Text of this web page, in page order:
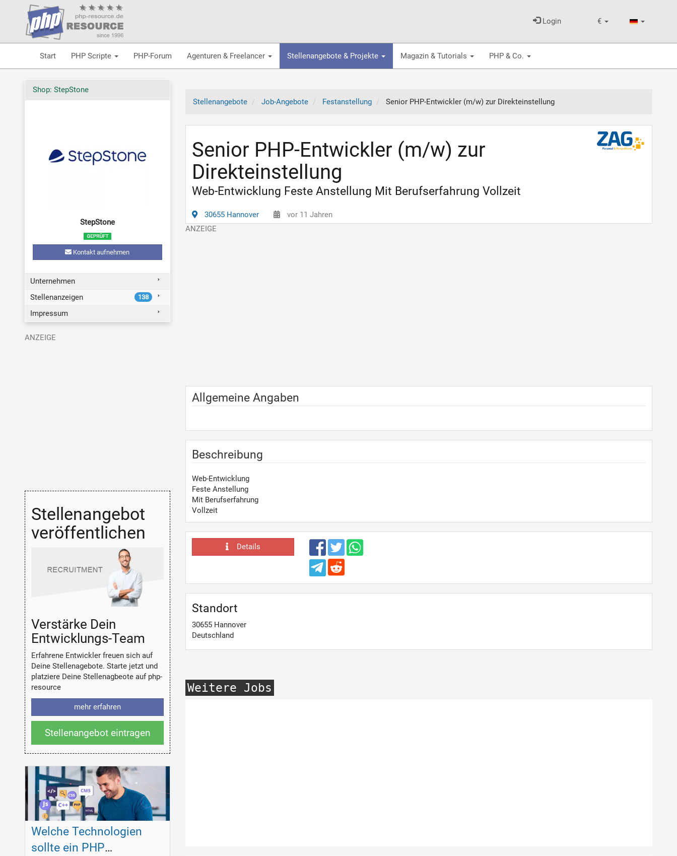
€
Login
Start PHP Scripte PHP-Forum Agenturen & Freelancer Stellenangebote & Projekte Magazin & Tutorials PHP & Co.
Stellenangebote Job-Angebote Festanstellung Senior PHP-Entwickler (m/w) zur Direkteinstellung
Senior PHP-Entwickler (m/w) zur
Direkteinstellung
Web-Entwicklung Feste Anstellung Mit Berufserfahrung Vollzeit
30655 Hannover vor 11 Jahren
Allgemeine Angaben
Beschreibung
Web-Entwicklung
Feste Anstellung
Mit Berufserfahrung
Vollzeit
Details
Standort
30655 Hannover
Deutschland
Weitere Jobs
Shop: StepStone
StepStone
Kontakt aufnehmen
Unternehmen
Stellenanzeigen
138
Impressum
Stellenangebot
veröffentlichen
Verstärke Dein
Entwicklungs-Team
Erfahrene Entwickler freuen sich auf
Deine Stellenagebote. Starte jetzt und
platziere Deine Stellenagbeote auf php-
resource
mehr erfahren
Stellenangebot eintragen
Welche Technologien
sollte ein PHP